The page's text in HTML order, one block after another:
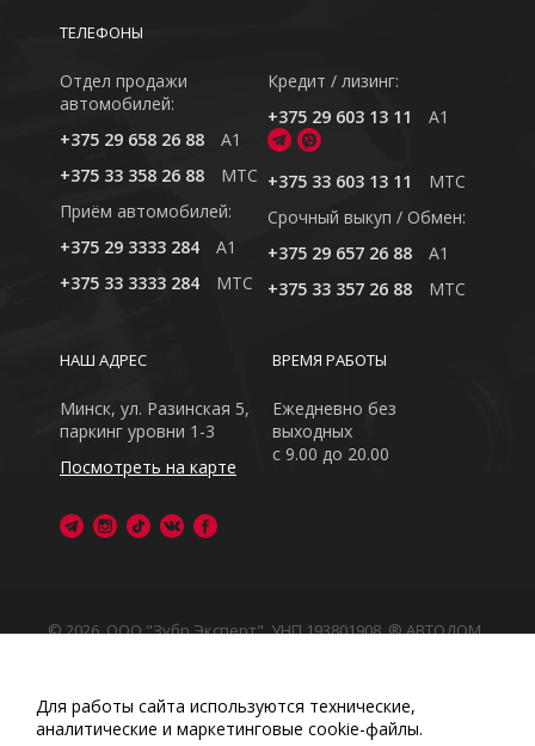
ТЕЛЕФОНЫ
Отдел продажи
автомобилей:
+375 29 658 26 88
A1
+375 33 358 26 88
MTC
Приём автомобилей:
+375 29 3333 284
A1
+375 33 3333 284
MTC
Кредит / лизинг:
+375 29 603 13 11
A1
+375 33 603 13 11
MTC
Cрочный выкуп / Обмен:
+375 29 657 26 88
A1
+375 33 357 26 88
MTC
ВРЕМЯ РАБОТЫ
Ежедневно без
выходных
с 9.00 до 20.00
НАШ АДРЕС
Минск, ул. Разинская 5,
паркинг уровни 1-3
Посмотреть на карте
© 2026, ООО "Зубр Эксперт", УНП 193801908. ® АВТОДОМ
Обращаем Ваше внимание на то, что данный интернет-
сайт носит исключительно информационный характер
Любое использование либо копирование материалов
Для работы сайта используются технические,
аналитические и маркетинговые сооkіе-файлы.